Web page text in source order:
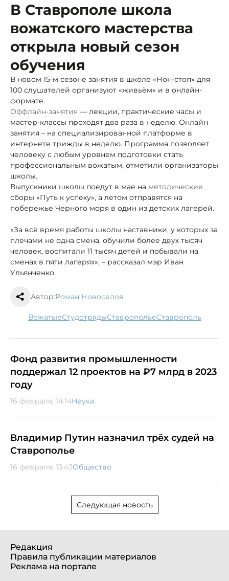
В Ставрополе школа
вожатского мастерства
открыла новый сезон
обучения
В новом 15-м сезоне занятия в школе «Нон-стоп» для
100 слушателей организуют «живьём» и в онлайн-
формате.
Оффлайн-занятия — лекции, практические часы и
мастер-классы проходят два раза в неделю. Онлайн
занятия – на специализированной платформе в
интернете трижды в неделю. Программа позволяет
человеку с любым уровнем подготовки стать
профессиональным вожатым, отметили организаторы
школы.
Выпускники школы поедут в мае на методические
сборы «Путь к успеху», а летом отправятся на
побережье Черного моря в один из детских лагерей.
«За всё время работы школы наставники, у которых за
плечами не одна смена, обучили более двух тысяч
человек, воспитали 11 тысяч детей и побывали на
сменах в пяти лагерях», – рассказал мэр Иван
Ульянченко.
Автор:Роман Новоселов
вожатые студотряды Ставрополье Ставрополь
Фонд развития промышленности
поддержал 12 проектов на ₽7 млрд в 2023
году
16 февраля, 14:14Наука
Владимир Путин назначил трёх судей на
Ставрополье
16 февраля, 13:43Общество
Следующая новость
Редакция
Правила публикации материалов
Реклама на портале